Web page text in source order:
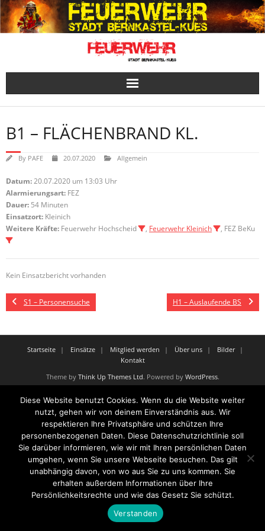
Skip
to
content
B1 – FLÄCHENBRAND KL.
By PAFE 20.07.2020 Allgemein
Datum:20.07.2020 um 13:03 Uhr
Alarmierungsart: FEZ
Dauer: 54 Minuten
Einsatzort: Kleinich
Weitere Kräfte: Feuerwehr Hochscheid , Feuerwehr Kleinich , FEZ BeKu
Kein Einsatzbericht vorhanden
S1 – Personensuche H1 – Auslaufende BS
Startseite Einsätze Mitglied werden Über uns
Bilder
Kontakt
Theme by Think Up Themes Ltd. Powered by WordPress.
Diese Website benutzt Cookies. Wenn du die Website weiter
nutzt, gehen wir von deinem Einverständnis aus. Wir
respektieren Ihre Privatsphäre und schützen Ihre
personenbezogenen Daten. Diese Datenschutzrichtlinie soll
Sie darüber informieren, wie wir mit Ihren persönlichen Daten
umgehen, wenn Sie unsere Webseite besuchen. Das gilt
unabhängig davon, von wo aus Sie zu uns kommen. Sie
erhalten außerdem Informationen über Ihre
Persönlichkeitsrechte und wie das Gesetz Sie schützt.
Verstanden